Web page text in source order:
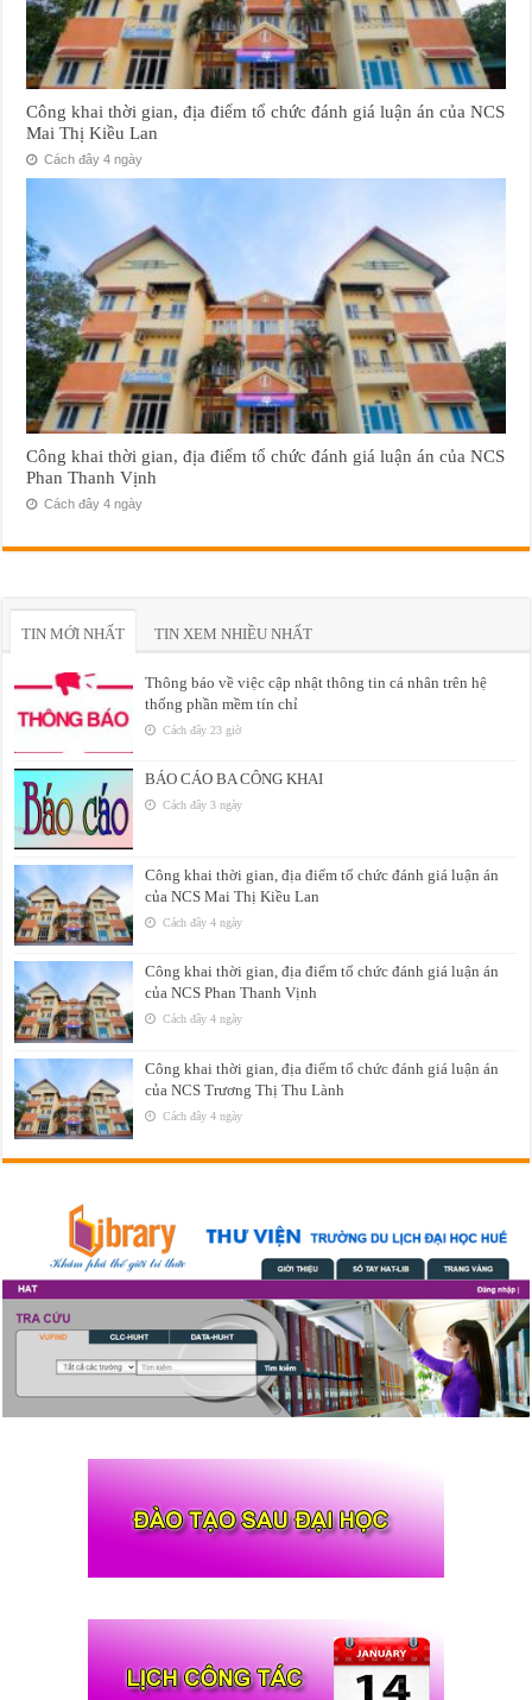
Công khai thời gian, địa điểm tổ chức đánh giá luận án của NCS
Mai Thị Kiều Lan
Cách đây 4 ngày
Công khai thời gian, địa điểm tổ chức đánh giá luận án của NCS
Phan Thanh Vịnh
Cách đây 4 ngày
TIN MỚI NHẤT TIN XEM NHIỀU NHẤT
Thông báo về việc cập nhật thông tin cá nhân trên hệ
thống phần mềm tín chỉ
Cách đây 23 giờ
BÁO CÁO BA CÔNG KHAI
Cách đây 3 ngày
Công khai thời gian, địa điểm tổ chức đánh giá luận án
của NCS Mai Thị Kiều Lan
Cách đây 4 ngày
Công khai thời gian, địa điểm tổ chức đánh giá luận án
của NCS Phan Thanh Vịnh
Cách đây 4 ngày
Công khai thời gian, địa điểm tổ chức đánh giá luận án
của NCS Trương Thị Thu Lành
Cách đây 4 ngày